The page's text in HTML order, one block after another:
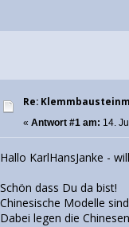
Re:
«Antwort #1 am: 14.
Hallo KarlHansJanke -
Schön dass Du da bist!
Chinesische Modelle
Dabei legen die